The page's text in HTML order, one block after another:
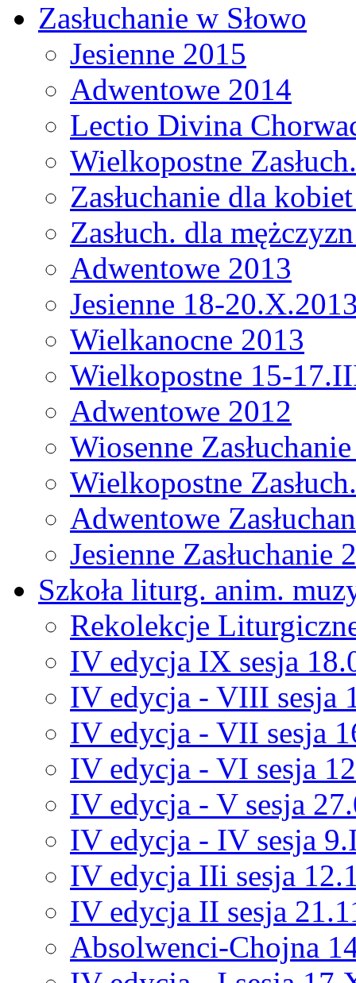
Zasłuchanie w Słowo
Jesienne 2015
Adwentowe 2014
Lectio Divina
Wielkopostne
Zasłuchanie dla
Zasłuch. dla
Adwentowe 2013
Jesienne 18-
Wielkanocne 2013
Wielkopostne 15-
Adwentowe 2012
Wiosenne
Wielkopostne
Adwentowe
Jesienne Zasłuchanie
Szkoła liturg. anim.
Rekolekcje
IV edycja IX sesja
IV edycja - VIII sesja
IV edycja - VII sesja
IV edycja - VI sesja
IV edycja - V sesja
IV edycja - IV sesja
IV edycja IIi sesja
IV edycja II sesja
Absolwenci-Chojna